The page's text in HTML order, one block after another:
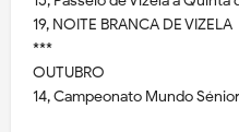
19, NOITE BRANCA DE VIZELA
***
OUTUBRO
14, Campeonato Mundo